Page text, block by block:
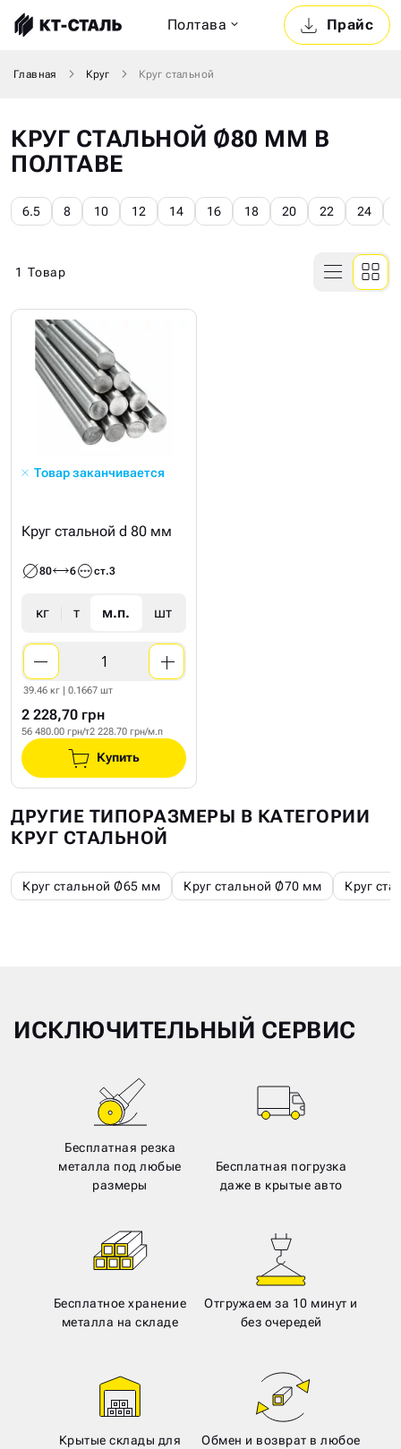
Прайс
Полтава
Главная Круг Круг стальной
КРУГ СТАЛЬНОЙ Ø80 ММ В
ПОЛТАВЕ
6.5 8 10 12 14 16 18 20 22 24
1 Товар
Товар заканчивается
Круг стальной d 80 мм
80 6 ст.3
кг т м.п. шт
39.46 кг | 0.1667 шт
2 228,70 грн
56 480.00 грн/т2 228.70 грн/м.п
Купить
ДРУГИЕ ТИПОРАЗМЕРЫ В КАТЕГОРИИ
КРУГ СТАЛЬНОЙ
Круг стальной Ø65 мм Круг стальной Ø70 мм Круг
ИСКЛЮЧИТЕЛЬНЫЙ СЕРВИС
Бесплатная резка
металла под любые
размеры
Бесплатная погрузка
даже в крытые авто
Бесплатное хранение
металла на складе
Отгружаем за 10 минут и
без очередей
Крытые склады для
Обмен и возврат в любое